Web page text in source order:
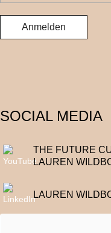
SOCIAL MEDIA
THE FUTURE
LAUREN
LAUREN